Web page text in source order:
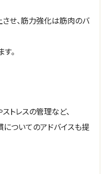
せ、筋力強化は筋肉のバ
。
トレスの管理など、
ついてのアドバイスも提